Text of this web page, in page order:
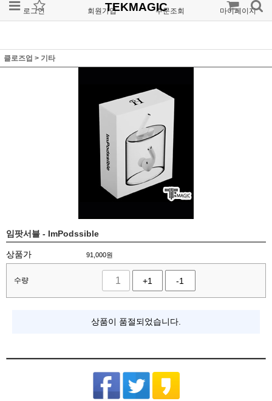
로그인 회원가입 주문조회 마이페이지
TEKMAGIC
클로즈업 > 기타
임팟서블 - ImPodssible
상품가 91,000원
수량 +1 -1
상품이 품절되었습니다.